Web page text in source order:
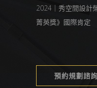
2024｜秀空間設計
菁英獎》國際肯定
預約規劃諮詢